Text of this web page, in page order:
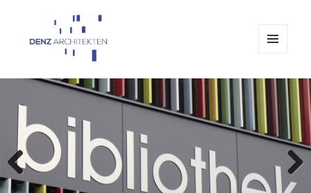
Architekturbüro Denz Passau
WIDGETS
Previo
Next